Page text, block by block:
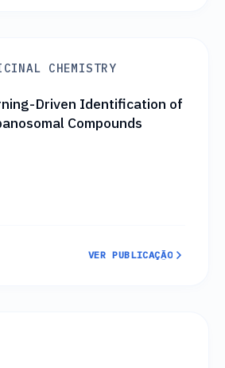
CHEMISTRY
Driven Identification of
Compounds
VER PUBLICAÇÃO
VER PUBLICAÇÃO